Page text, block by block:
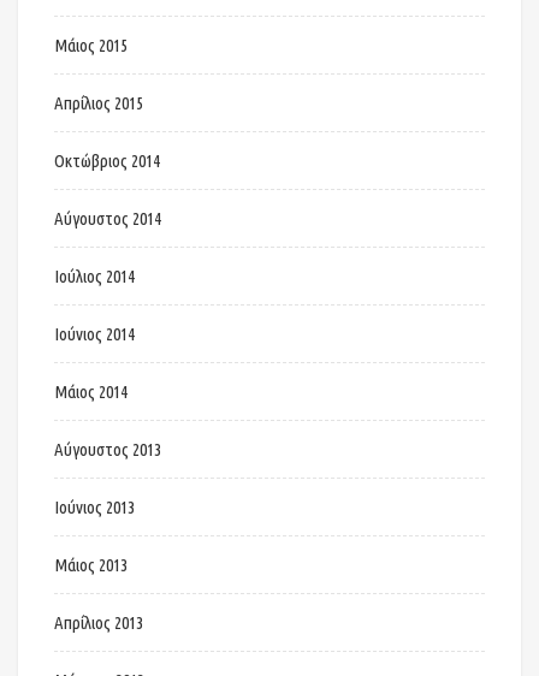
Μάιος 2015
Απρίλιος 2015
Οκτώβριος 2014
Αύγουστος 2014
Ιούλιος 2014
Ιούνιος 2014
Μάιος 2014
Αύγουστος 2013
Ιούνιος 2013
Μάιος 2013
Απρίλιος 2013